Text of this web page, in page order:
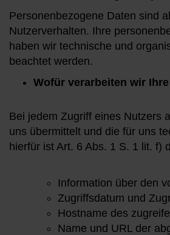
Personenbezogene Daten sind
Nutzerverhalten. Ihre
haben wir technische und
beachtet werden.
Wofür verarbeiten wir
Bei jedem Zugriff eines Nutzers
uns übermittelt und die für uns
hierfür ist Art. 6 Abs. 1 S. 1 lit. f)
Information über den
Zugriffsdatum und
Hostname des
Name und URL der